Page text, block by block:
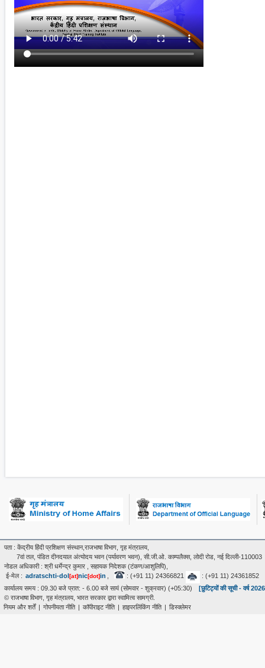
पता : केंद्रीय हिंदी प्रशिक्षण संस्थान,राजभाषा विभाग, गृह मंत्रालय,
7वां तल, पंडित दीनदयाल अंत्‍योदय भवन (पर्यावरण भवन), सी.जी.ओ. काम्पलैक्स, लोदी रोड, नई दिल्ली-110003
नोडल अधिकारी : श्री धर्मेन्द्र कुमार , सहायक निदेशक (टंकण/आशुलिपि),
ई-मेल : adratschti-dol [at]nic[dot]in , : (+91 11) 24366821
: (+91 11) 24361852
कार्यालय समय : 09.30 बजे प्रात: - 6.00 बजे सायं (सोमवार - शुक्रवार) (+05:30)
[छुटिट्यों की सूची - वर्ष
© राजभाषा विभाग, गृह मंत्रालय, भारत सरकार द्वारा स्वामित्व सामग्री.
नियम और शर्तें
गोपनीयता नीति कॉपीराइट नीति हाइपरलिंकिंग नीति डिस्क्लेमर